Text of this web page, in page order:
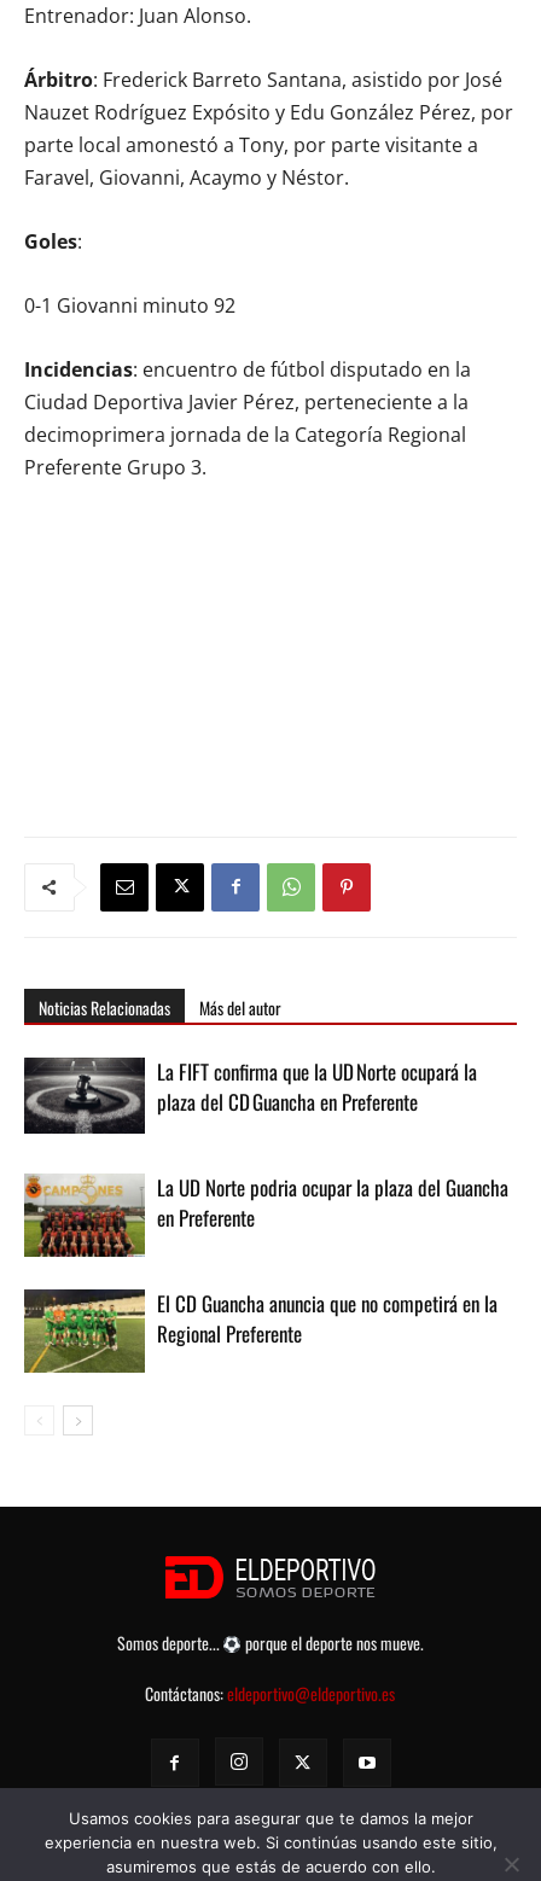
Entrenador: Juan Alonso.
Árbitro: Frederick Barreto Santana, asistido por José
Nauzet Rodríguez Expósito y Edu González Pérez, por
parte local amonestó a Tony, por parte visitante a
Faravel, Giovanni, Acaymo y Néstor.
Goles:
0-1 Giovanni minuto 92
Incidencias: encuentro de fútbol disputado en la
Ciudad Deportiva Javier Pérez, perteneciente a la
decimoprimera jornada de la Categoría Regional
Preferente Grupo 3.
Noticias Relacionadas Más del autor
La FIFT confirma que la UD Norte ocupará la
plaza del CD Guancha en Preferente
La UD Norte podria ocupar la plaza del Guancha
en Preferente
El CD Guancha anuncia que no competirá en la
Regional Preferente
Somos deporte...
porque el deporte nos mueve.
Contáctanos:eldeportivo@eldeportivo.es
Usamos cookies para asegurar que te damos la mejor
experiencia en nuestra web. Si continúas usando este sitio,
asumiremos que estás de acuerdo con ello.